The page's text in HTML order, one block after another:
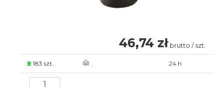
46,74 zł brutto / szt.
183 szt. . 24 h